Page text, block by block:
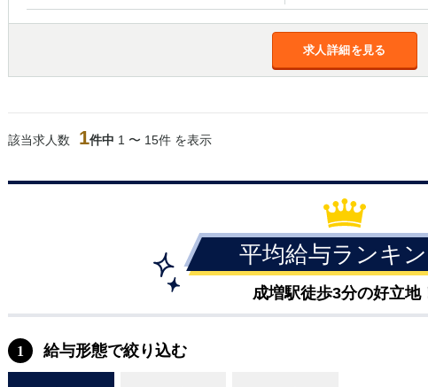
求人詳細を見る
該当求人数 1件中 1 〜 15件 を表示
平均給与ランキ
成増駅徒歩3分の好立地
1 給与形態で絞り込む
厚木
横須賀 桜木町
川越
南浦和
所沢 熊谷
獨協大学前
船橋 津田沼
小山
東武宇都宮（宇
都宮西口）
土浦 ひたち野うしく
高崎 館林